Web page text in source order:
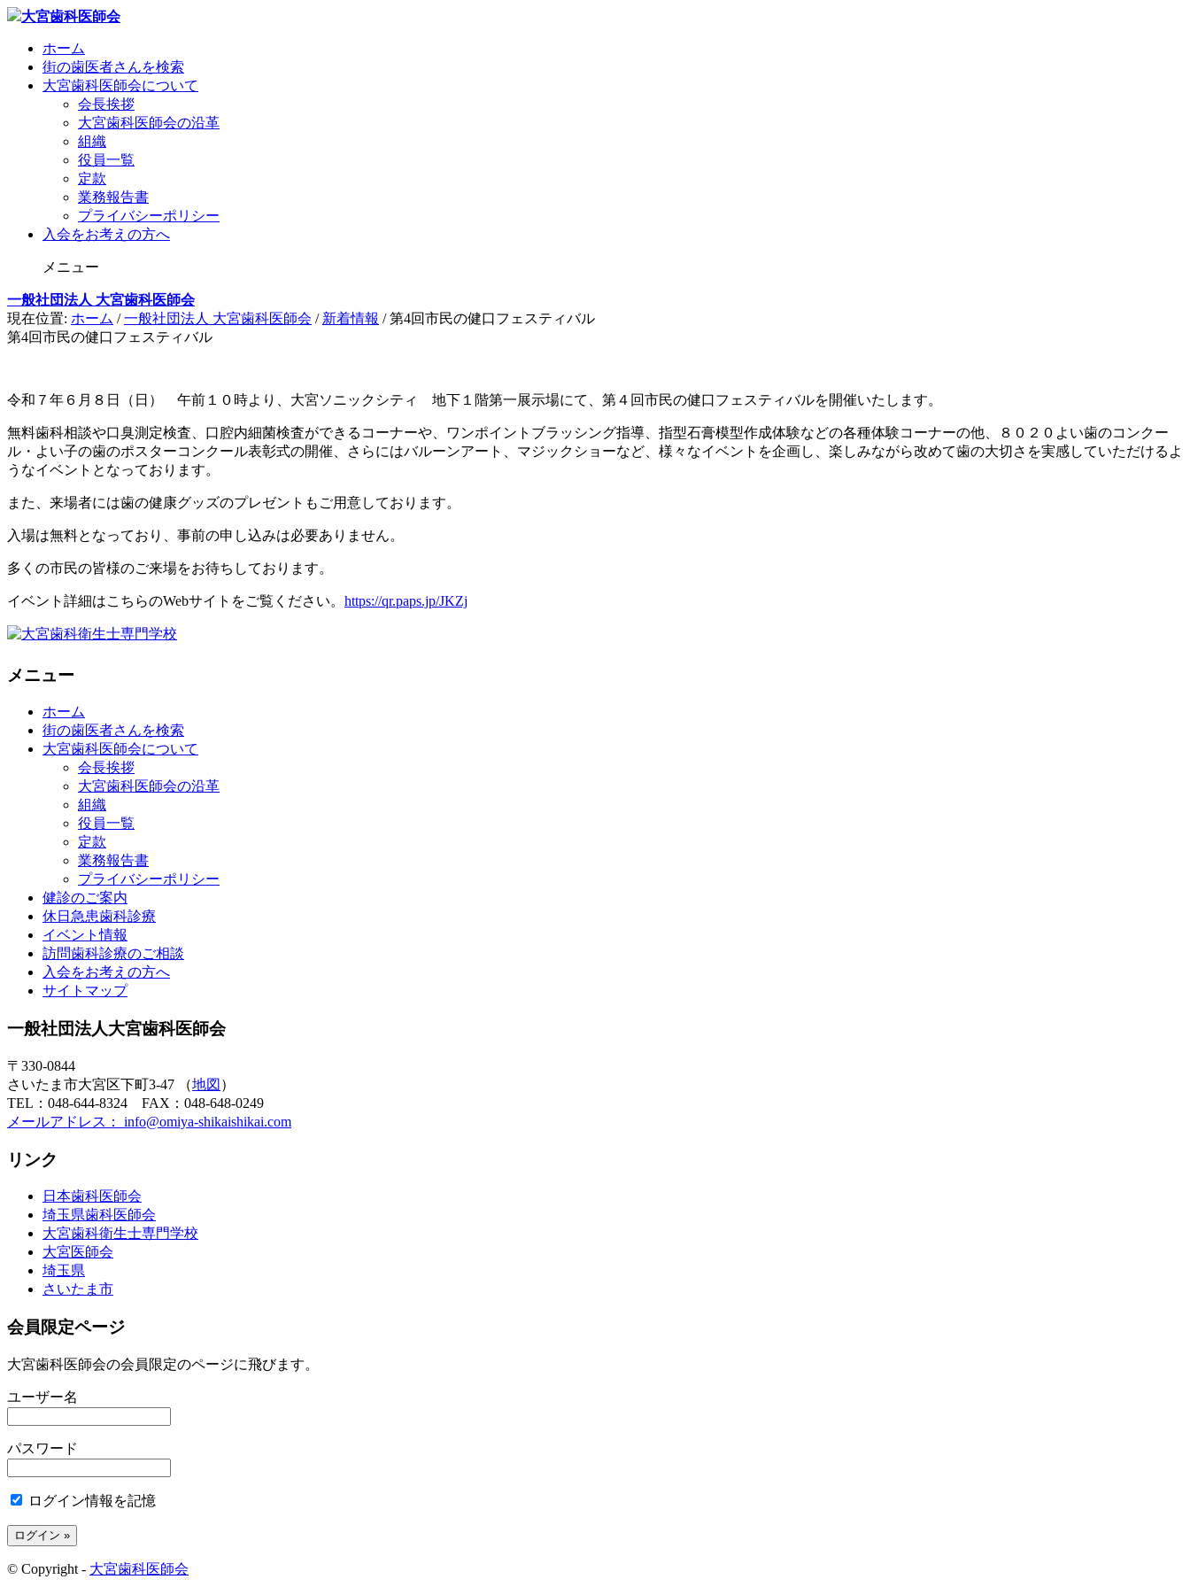
ホーム
街の歯医者さんを検索
大宮歯科医師会について
会長挨拶
大宮歯科医師会の沿革
組織
役員一覧
定款
業務報告書
プライバシーポリシー
入会をお考えの方へ
メニュー
一般社団法人 大宮歯科医師会
現在位置: ホーム / 一般社団法人 大宮歯科医師会 / 新着情報 / 第4回市民の健口フェスティバル
第4回市民の健口フェスティバル
令和７年６月８日（日） 午前１０時より、大宮ソニックシティ 地下１階第一展示場にて、第４回市民の健口フェスティバルを開催いたします。
無料歯科相談や口臭測定検査、口腔内細菌検査ができるコーナーや、ワンポイントブラッシング指導、指型石膏模型作成体験などの各種体験コーナーの他、８０２０よい歯のコンクー
ル・よい子の歯のポスターコンクール表彰式の開催、さらにはバルーンアート、マジックショーなど、様々なイベントを企画し、楽しみながら改めて歯の大切さを実感していただけるよ
うなイベントとなっております。
また、来場者には歯の健康グッズのプレゼントもご用意しております。
入場は無料となっており、事前の申し込みは必要ありません。
多くの市民の皆様のご来場をお待ちしております。
イベント詳細はこちらのWebサイトをご覧ください。 https://qr.paps.jp/JKZj
メニュー
ホーム
街の歯医者さんを検索
大宮歯科医師会について
会長挨拶
大宮歯科医師会の沿革
組織
役員一覧
定款
業務報告書
プライバシーポリシー
健診のご案内
休日急患歯科診療
イベント情報
訪問歯科診療のご相談
入会をお考えの方へ
サイトマップ
一般社団法人大宮歯科医師会
〒330-0844
さいたま市大宮区下町3-47 （地図 ）
TEL：048-644-8324 FAX：048-648-0249
メールアドレス： info@omiya-shikaishikai.com
リンク
日本歯科医師会
埼玉県歯科医師会
大宮歯科衛生士専門学校
大宮医師会
埼玉県
さいたま市
会員限定ページ
大宮歯科医師会の会員限定のページに飛びます。
ユーザー名
パスワード
ログイン情報を記憶
© Copyright - 大宮歯科医師会